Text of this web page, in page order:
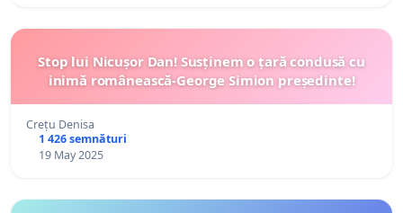
Stop lui Nicușor Dan! Susținem o țară condusă cu
inimă românească-George Simion președinte!
Crețu Denisa
1 426 semnături
19 May 2025